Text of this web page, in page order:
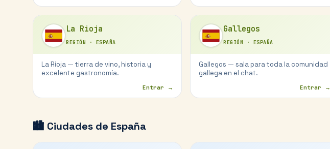
La Rioja
REGIÓN · ESPAÑA
La Rioja — tierra de vino, historia y
excelente gastronomía.
Entrar →
Gallegos
REGIÓN · ESPAÑA
Gallegos — sala para toda la comunidad
gallega en el chat.
Entrar →
🏙️ Ciudades de España